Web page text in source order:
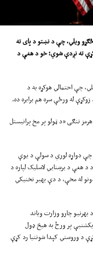
ویلي،چې د نښتو د پای ته
ته نږدې شوي؛ خود هغې د
چې احتمالي هوکړه به د
له ورځې سره هم برابره ده.
تنګی «د ټولو پر مخ پرانیستل
چې دواړه لوري د سولې د یوې
د هغې د برښنايي لاسلیک لپاره د
له مخې، د دې بهیر تخنیکي
چارو وزارت ویاند
پر ورځ به هیڅ ډول
د وروستي کېدا شونتیا رد کړې